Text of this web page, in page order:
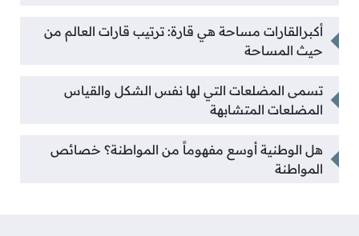
أكبرالقارات مساحة هي قارة: ترتيب قارات العالم من
حيث المساحة
تسمى المضلعات التي لها نفس الشكل والقياس
المضلعات المتشابهة
هل الوطنية أوسع مفهوماً من المواطنة؟ خصائص
المواطنة